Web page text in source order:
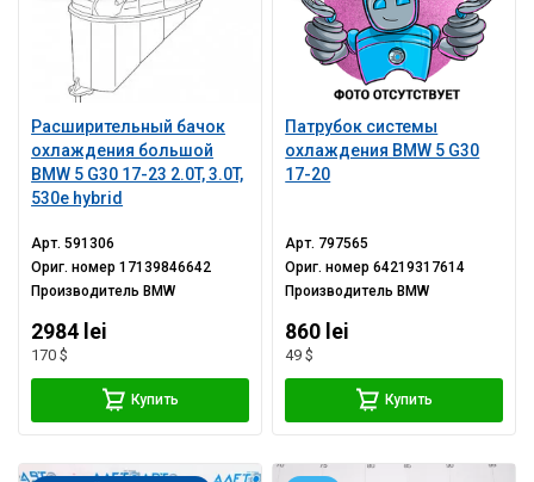
Расширительный бачок
охлаждения большой
BMW 5 G30 17-23 2.0T, 3.0T,
530e hybrid
Арт.591306
Ориг. номер17139846642
Производитель BMW
2984 lei
170 $
Купить
Патрубок системы
охлаждения BMW 5 G30
17-20
Арт. 797565
Ориг. номер64219317614
Производитель BMW
860 lei
49 $
Купить